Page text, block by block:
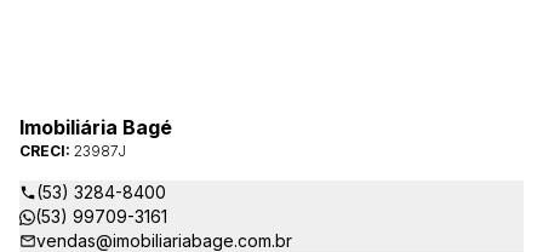
Imobiliária Bagé
CRECI: 23987J
(53) 3284-8400
(53) 99709-3161
vendas@imobiliariabage.com.br